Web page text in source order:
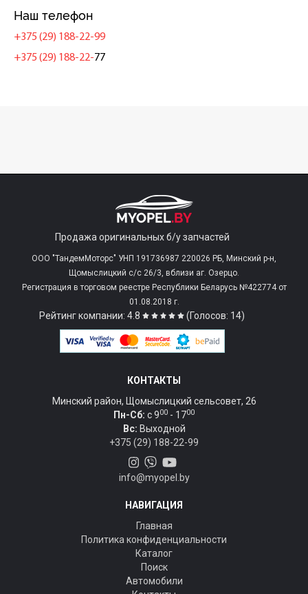
Наш телефон
+375 (29) 188-22-99
+375 (29) 188-22-77
Продажа оригинальных б/у запчастей
ООО "ТандемМоторс" УНП 191736987 220026 РБ, Минский р-н,
Щомыслицкий с/c 26/3, вблизи аг. Озерцо.
Регистрация в торговом реестре Республики Беларусь №422774 от
01.08.2018 г.
Рейтинг компании: 4.8 (Голосов: 14)
КОНТАКТЫ
Минский район, Щомыслицкий сельсовет, 26
Пн-Сб: c 900 - 1700
Вс: Выходной
+375 (29) 188-22-99
info@myopel.by
НАВИГАЦИЯ
Главная
Политика конфиденциальности
Каталог
Поиск
Автомобили